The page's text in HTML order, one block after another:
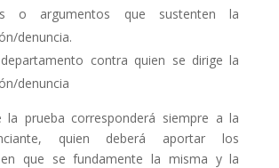
o argumentos que sustenten la
denuncia.
contra quien se dirige la
denuncia
la prueba corresponderá siempre a la
quien deberá aportar los
en que se fundamente la misma y la